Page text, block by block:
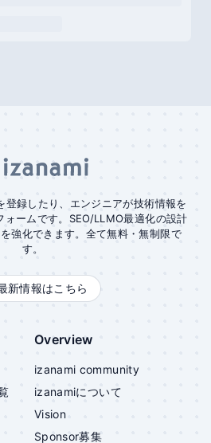
登録したり、エンジニアが技術情報を
ォームです。SEO/LLMO最適化の設計
強化できます。全て無料・無制限で
す。
新情報はこちら
Overview
izanami community
izanamiについて
Vision
Sponsor募集